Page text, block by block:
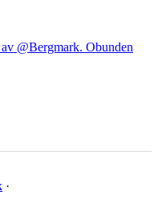
@Bergmark. Obunden
·